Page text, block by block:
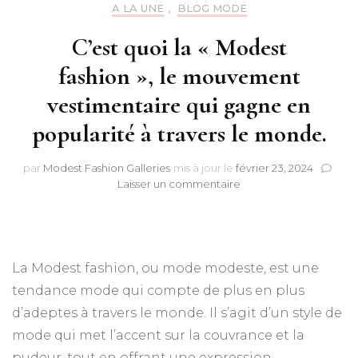
A LA UNE , BLOG MODE
C’est quoi la « Modest
fashion », le mouvement
vestimentaire qui gagne en
popularité à travers le monde.
par Modest Fashion Galleries mis à jour le février 23, 2024
Laisser un commentaire
fashion », le
mouvement
vestimentaire
qui
en
La Modest fashion, ou mode modeste, est une
tendance mode qui compte de plus en plus
d’adeptes à travers le monde. Il s’agit d’un style de
mode qui met l’accent sur la couvrance et la